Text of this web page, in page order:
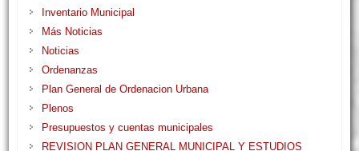
Inventario Municipal
Más Noticias
Noticias
Ordenanzas
Plan General de Ordenacion Urbana
Plenos
Presupuestos y cuentas municipales
REVISION PLAN GENERAL MUNICIPAL Y ESTUDIOS